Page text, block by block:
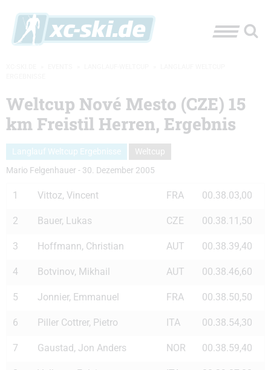
Weltcup Nové Mesto (CZE) 15
km Freistil Herren, Ergebnis
Langlauf Weltcup Ergebnisse
Weltcup
Mario Felgenhauer - 30. Dezember 2005
1 Vittoz, Vincent FRA 00.38.03,00
2 Bauer, Lukas CZE 00.38.11,50
3 Hoffmann, Christian AUT 00.38.39,40
4 Botvinov, Mikhail AUT 00.38.46,60
5 Jonnier, Emmanuel FRA 00.38.50,50
6 Piller Cottrer, Pietro ITA 00.38.54,30
7 Gaustad, Jon Anders NOR 00.38.59,40